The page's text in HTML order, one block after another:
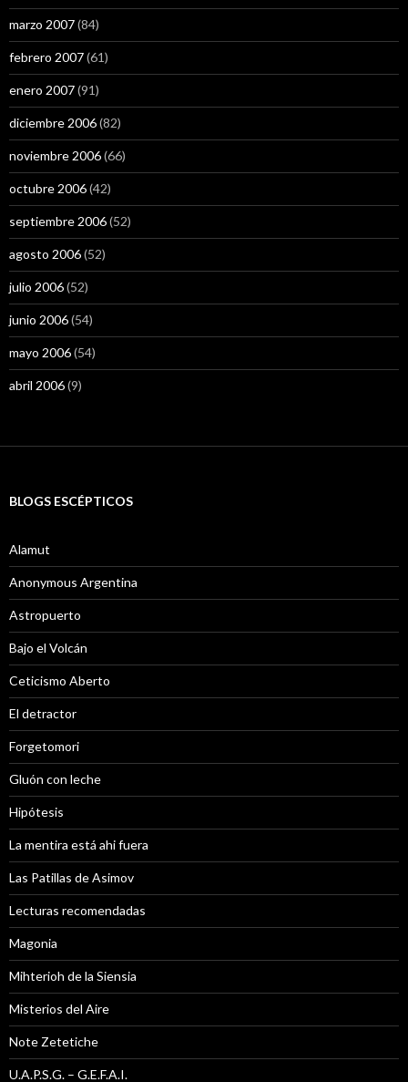
marzo 2007(84)
febrero 2007(61)
enero 2007(91)
diciembre 2006(82)
noviembre 2006(66)
octubre 2006(42)
septiembre 2006(52)
agosto 2006(52)
julio 2006(52)
junio 2006(54)
mayo 2006(54)
abril 2006(9)
BLOGS ESCÉPTICOS
Alamut
Anonymous Argentina
Astropuerto
Bajo el Volcán
Ceticismo Aberto
El detractor
Forgetomori
Gluón con leche
Hipótesis
La mentira está ahi fuera
Las Patillas de Asimov
Lecturas recomendadas
Magonia
Mihterioh de la Siensia
Misterios del Aire
Note Zetetiche
U.A.P.S.G. – G.E.F.A.I.